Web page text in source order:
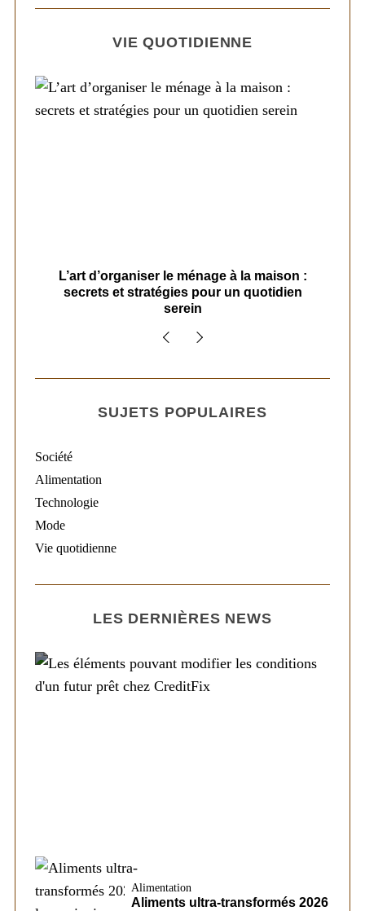
VIE QUOTIDIENNE
L’art d’organiser le ménage à la maison :
secrets et stratégies pour un quotidien
serein
SUJETS POPULAIRES
Société
Alimentation
Technologie
Mode
Vie quotidienne
LES DERNIÈRES NEWS
Alimentation
Aliments ultra-transformés 2026